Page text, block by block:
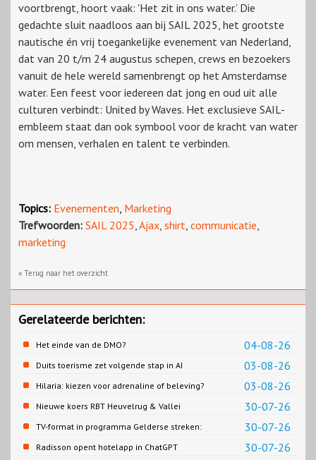
voortbrengt, hoort vaak: 'Het zit in ons water.’ Die
gedachte sluit naadloos aan bij SAIL 2025, het grootste
nautische én vrij toegankelijke evenement van Nederland,
dat van 20 t/m 24 augustus schepen, crews en bezoekers
vanuit de hele wereld samenbrengt op het Amsterdamse
water. Een feest voor iedereen dat jong en oud uit alle
culturen verbindt: United by Waves. Het exclusieve SAIL-
embleem staat dan ook symbool voor de kracht van water
om mensen, verhalen en talent te verbinden.
Topics: Evenementen, Marketing
Trefwoorden: SAIL 2025,Ajax, shirt, communicatie,
marketing
« Terug naar het overzicht
Gerelateerde berichten:
04-08-26
Het einde van de DMO?
03-08-26
Duits toerisme zet volgende stap in AI
content
03-08-26
Hilaria: kiezen voor adrenaline of beleving?
30-07-26
Nieuwe koers RBT Heuvelrug & Vallei
zichtbaar in eerste resultaten 2026
30-07-26
TV-format in programma Gelderse streken:
Rondje Gelderland
30-07-26
Radisson opent hotelapp in ChatGPT